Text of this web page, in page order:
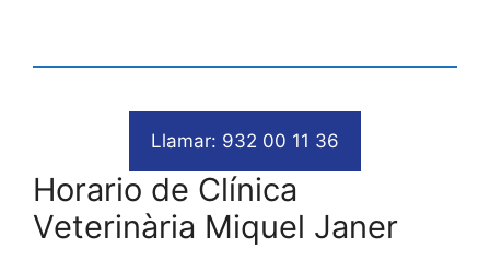
Llamar: 932 00 11 36
Horario de Clínica
Veterinària Miquel Janer